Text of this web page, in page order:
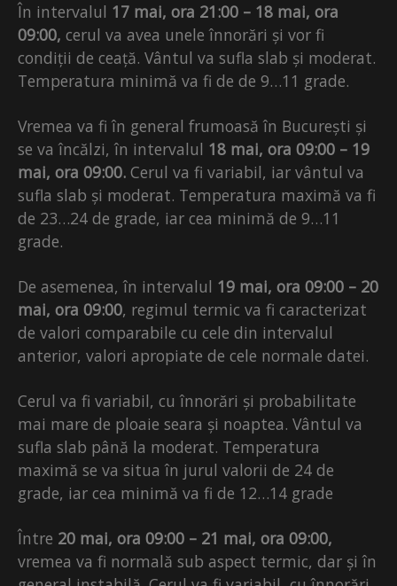
În intervalul 17 mai, ora 21:00 – 18 mai, ora
09:00, cerul va avea unele înnorări și vor fi
condiții de ceață. Vântul va sufla slab și moderat.
Temperatura minimă va fi de de 9…11 grade.
Vremea va fi în general frumoasă în București și
se va încălzi, în intervalul 18 mai, ora 09:00 – 19
mai, ora 09:00. Cerul va fi variabil, iar vântul va
sufla slab și moderat. Temperatura maximă va fi
de 23…24 de grade, iar cea minimă de 9…11
grade.
De asemenea, în intervalul 19 mai, ora 09:00 – 20
mai, ora 09:00, regimul termic va fi caracterizat
de valori comparabile cu cele din intervalul
anterior, valori apropiate de cele normale datei.
Cerul va fi variabil, cu înnorări și probabilitate
mai mare de ploaie seara și noaptea. Vântul va
sufla slab până la moderat. Temperatura
maximă se va situa în jurul valorii de 24 de
grade, iar cea minimă va fi de 12…14 grade
Între 20 mai, ora 09:00 – 21 mai, ora 09:00,
vremea va fi normală sub aspect termic, dar și în